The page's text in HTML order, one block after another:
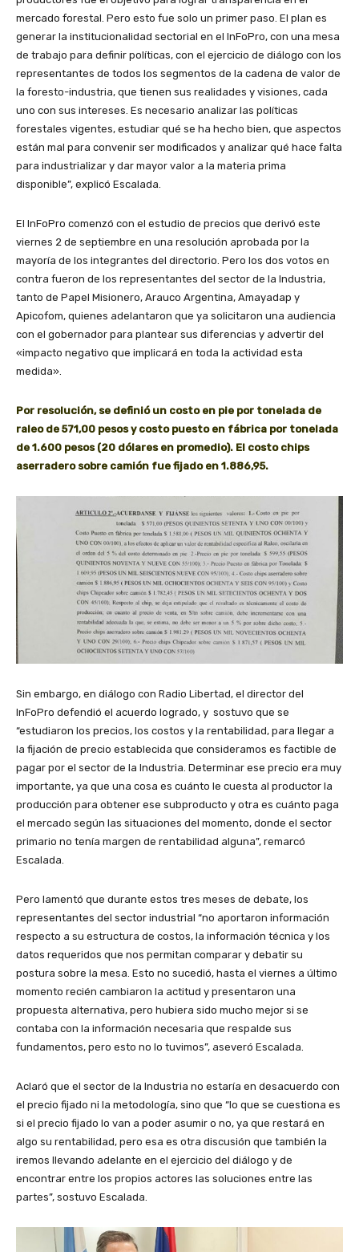
mercado forestal. Pero esto fue solo un primer paso. El plan es
generar la institucionalidad sectorial en el InFoPro, con una mesa
de trabajo para definir políticas, con el ejercicio de diálogo con los
representantes de todos los segmentos de la cadena de valor de
la foresto-industria, que tienen sus realidades y visiones, cada
uno con sus intereses. Es necesario analizar las políticas
forestales vigentes, estudiar qué se ha hecho bien, que aspectos
están mal para convenir ser modificados y analizar qué hace falta
para industrializar y dar mayor valor a la materia prima
disponible”, explicó Escalada.
El InFoPro comenzó con el estudio de precios que derivó este
viernes 2 de septiembre en una resolución aprobada por la
mayoría de los integrantes del directorio. Pero los dos votos en
contra fueron de los representantes del sector de la Industria,
tanto de Papel Misionero, Arauco Argentina, Amayadap y
Apicofom, quienes adelantaron que ya solicitaron una audiencia
con el gobernador para plantear sus diferencias y advertir del
«impacto negativo que implicará en toda la actividad esta
medida».
Por resolución, se definió un costo en pie por tonelada de
raleo de 571,00 pesos y costo puesto en fábrica por tonelada
de 1.600 pesos (20 dólares en promedio). El costo chips
aserradero sobre camión fue fijado en 1.886,95.
Sin embargo, en diálogo con Radio Libertad, el director del
InFoPro defendió el acuerdo logrado, y sostuvo que se
“estudiaron los precios, los costos y la rentabilidad, para llegar a
la fijación de precio establecida que consideramos es factible de
pagar por el sector de la Industria. Determinar ese precio era muy
importante, ya que una cosa es cuánto le cuesta al productor la
producción para obtener ese subproducto y otra es cuánto paga
el mercado según las situaciones del momento, donde el sector
primario no tenía margen de rentabilidad alguna”, remarcó
Escalada.
Pero lamentó que durante estos tres meses de debate, los
representantes del sector industrial “no aportaron información
respecto a su estructura de costos, la información técnica y los
datos requeridos que nos permitan comparar y debatir su
postura sobre la mesa. Esto no sucedió, hasta el viernes a último
momento recién cambiaron la actitud y presentaron una
propuesta alternativa, pero hubiera sido mucho mejor si se
contaba con la información necesaria que respalde sus
fundamentos, pero esto no lo tuvimos”, aseveró Escalada.
Aclaró que el sector de la Industria no estaría en desacuerdo con
el precio fijado ni la metodología, sino que “lo que se cuestiona es
si el precio fijado lo van a poder asumir o no, ya que restará en
algo su rentabilidad, pero esa es otra discusión que también la
iremos llevando adelante en el ejercicio del diálogo y de
encontrar entre los propios actores las soluciones entre las
partes”, sostuvo Escalada.